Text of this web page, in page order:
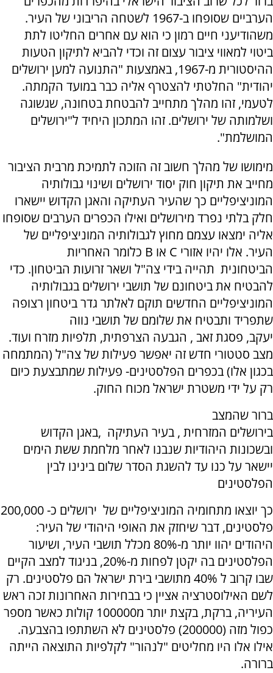
הערביים שסופחו ב-1967 לשטחה הריבוני של העיר.
משהודיעני חיים רמון כי הוא עם אחרים החליטו לתת
ביטוי למאווי ציבור עצום זה וכדי להביא לתיקון הטעות
ההיסטורית מ-1967, באמצעות "התנועה למען ירושלים
יהודית" החלטתי להצטרף אליה כבר במועד הקמתה.
לטעמי, זהו מהלך מתחייב להבטחת בטחונה, שגשוגה
ושלמותה של ירושלים. זהו המתכון היחיד ל"ירושלים
המושלמת".
מימושו של מהלך חשוב זה הזוכה לתמיכת מרבית הציבור
מחייב את תיקון חוק יסוד ירושלים ושינוי גבולותיה
המוניציפליים כך שהעיר העתיקה והאגן הקדוש יישארו
חלק בלתי נפרד מירושלים ואילו הכפרים הערבים שסופחו
אליה ימצאו עצמם מחוץ לגבולותיה המוניציפליים של
העיר. אלו יהיו אזורי C או B כלומר האחריות
הביטחונית תהייה בידי צה"ל ושאר זרועות הביטחון. כדי
להבטיח את ביטחונם של תושבי ירושלים בגבולותיה
המוניציפליים החדשים תוקם לאלתר גדר ביטחון רצופה
שתפריד ותבטיח את שלומם של תושבי נווה
יעקב, פסגת זאב , הגבעה הצרפתית, תלפיות מזרח ועוד.
מצב סטטורי חדש זה יאפשר פעילות של צה"ל (המתמחה
בכגון אלו) בכפרים הפלסטינים- פעילות שמתבצעת כיום
רק על ידי משטרת ישראל מכוח החוק.
ברור שהמצב
בירושלים המזרחית , בעיר העתיקה ,באגן הקדוש
ובשכונות היהודיות שנבנו לאחר מלחמת ששת הימים
יישאר על כנו עד להשגת הסדר שלום בינינו לבין
הפלסטינים
כך יוצאו מתחומיה המוניציפליים של ירושלים כ- 200,000
פלסטינים, דבר שיחזק את האופי היהודי של העיר:
היהודים יהוו יותר מ-80% מכלל תושבי העיר, ושיעור
הפלסטינים בה יקטן לפחות מ-20%, בניגוד למצב הקיים
שבו קרוב ל 40% מתושבי בירת ישראל הם פלסטינים. רק
לשם האילוסטרציה אציין כי בבחירות האחרונות זכה ראש
העיריה, ברקת, בקצת יותר מ100000 קולות כאשר מספר
כפול מזה (200000) פלסטינים לא השתתפו בהצבעה.
אילו אלו היו מחליטים "לנהור" לקלפיות התוצאה הייתה
ברורה.